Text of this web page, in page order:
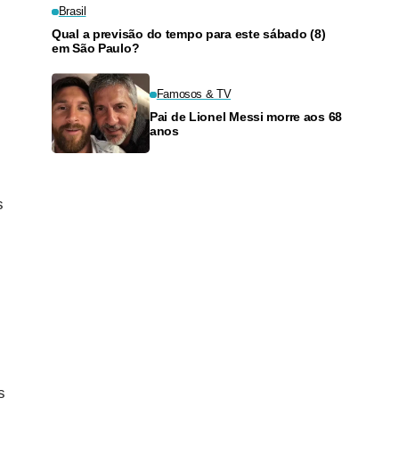
Brasil
Qual a previsão do tempo para este sábado (8)
em São Paulo?
Famosos & TV
Pai de Lionel Messi morre aos 68
anos